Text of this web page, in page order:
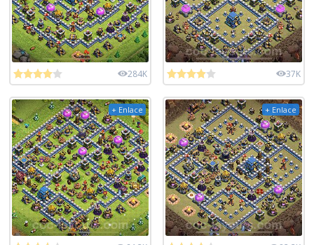
284K 37K
+ Enlace + Enlace